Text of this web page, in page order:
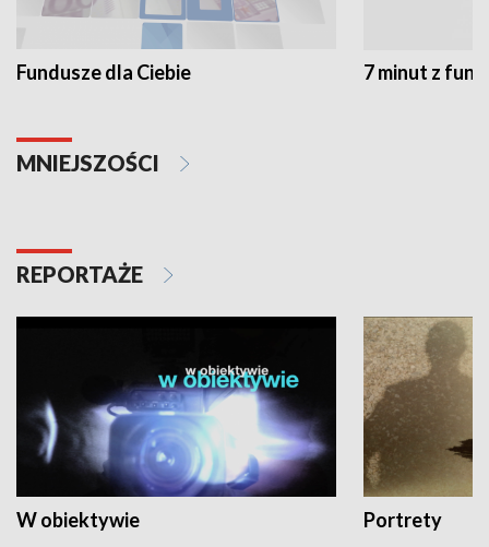
Fundusze dla Ciebie 7 minut z
MNIEJSZOŚCI
REPORTAŻE
W obiektywie Portrety